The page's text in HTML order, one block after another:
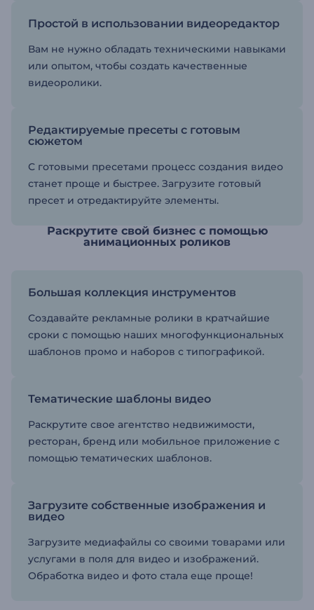
Простой в использовании видеоредактор
Вам не нужно обладать техническими навыками
или опытом, чтобы создать качественные
видеоролики.
Редактируемые пресеты с готовым
сюжетом
С готовыми пресетами процесс создания видео
станет проще и быстрее. Загрузите готовый
пресет и отредактируйте элементы.
Раскрутите свой бизнес с помощью
анимационных роликов
Большая коллекция инструментов
Создавайте рекламные ролики в кратчайшие
сроки с помощью наших многофункциональных
шаблонов промо и наборов с типографикой.
Тематические шаблоны видео
Раскрутите свое агентство недвижимости,
ресторан, бренд или мобильное приложение с
помощью тематических шаблонов.
Загрузите собственные изображения и
видео
Загрузите медиафайлы со своими товарами или
услугами в поля для видео и изображений.
Обработка видео и фото стала еще проще!